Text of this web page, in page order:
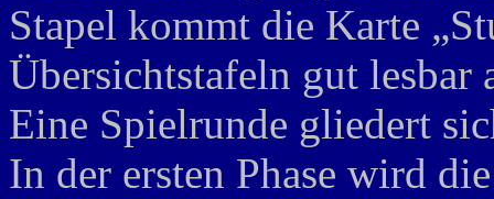
Stapel kommt die Karte
Übersichtstafeln gut lesbar
Eine Spielrunde gliedert
In der ersten Phase wird